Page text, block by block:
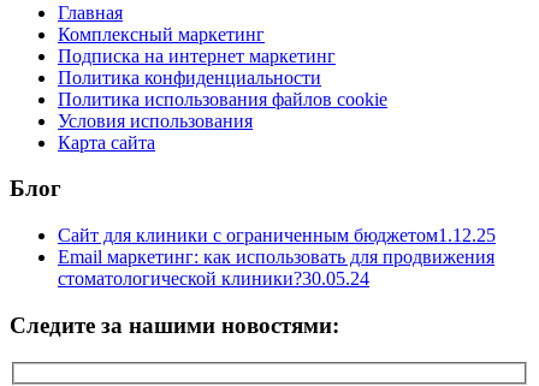
Главная
Комплексный маркетинг
Подписка на интернет маркетинг
Политика конфиденциальности
Политика использования файлов cookie
Условия использования
Карта сайта
Блог
Сайт для клиники с ограниченным бюджетом1.12.25
Email маркетинг: как использовать для продвижения
стоматологической клиники?30.05.24
Следите за нашими новостями: